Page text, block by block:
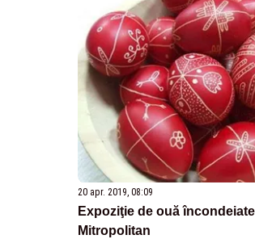
20 apr. 2019, 08:09
Expoziţie de ouă
Mitropolitan